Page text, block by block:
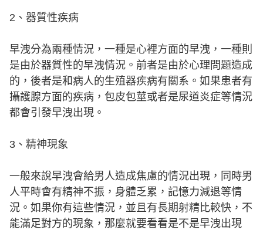
2、器質性疾病
早洩分為兩種情況，一種是心裡方面的早洩，一種則
是由於器質性的早洩情況。前者是由於心理問題造成
的，後者是和病人的生殖器疾病有關系。如果患者有
攝護腺方面的疾病，包皮包莖或者是尿道炎症等情況
都會引發早洩出現。
3、精神現象
一般來說早洩會給男人造成焦慮的情況出現，同時男
人平時會有精神不振，身體乏累，記憶力減退等情
況。如果你有這些情況，並且有長期射精比較快，不
能滿足對方的現象，那麼就要看看是不是早洩出現